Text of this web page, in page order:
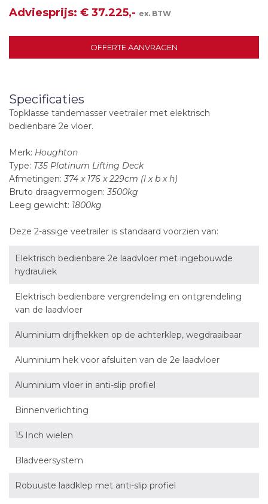
Adviesprijs: € 37.225,- ex. BTW
OFFERTE AANVRAGEN
Specificaties
Topklasse tandemasser veetrailer met elektrisch
bedienbare 2e vloer.
Merk: Houghton
Type: T35 Platinum Lifting Deck
Afmetingen: 374 x 176 x 229cm (l x b x h)
Bruto draagvermogen: 3500kg
Leeg gewicht: 1800kg
Deze 2-assige veetrailer is standaard voorzien van:
Elektrisch bedienbare 2e laadvloer met ingebouwde
hydrauliek
Elektrisch bedienbare vergrendeling en ontgrendeling
van de laadvloer
Aluminium drijfhekken op de achterklep, wegdraaibaar
Aluminium hek voor afsluiten van de 2e laadvloer
Aluminium vloer in anti-slip profiel
Binnenverlichting
15 Inch wielen
Bladveersystem
Robuuste laadklep met anti-slip profiel